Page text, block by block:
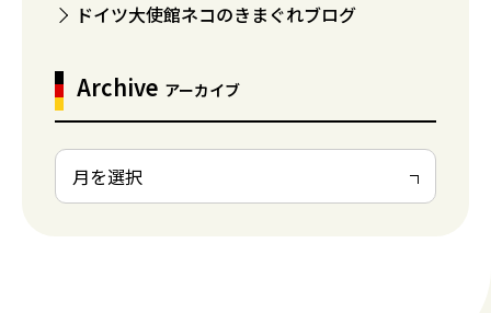
ドイツ大使館ネコのきまぐれブログ
Archive アーカイブ